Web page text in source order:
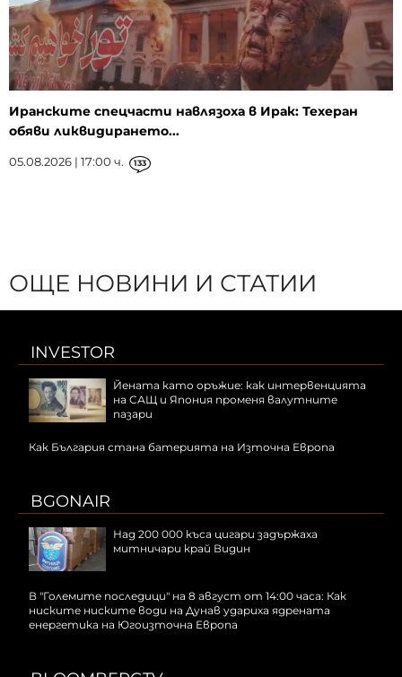
Иранските спецчасти навлязоха в Ирак: Техеран
обяви ликвидирането...
05.08.2026 | 17:00 ч. 133
ОЩЕ НОВИНИ И СТАТИИ
INVESTOR
Йената като оръжие: как интервенцията
на САЩ и Япония променя валутните
пазари
Как България стана батерията на Източна Европа
BGONAIR
Над 200 000 къса цигари задържаха
митничари край Видин
В "Големите последици" на 8 август от 14:00 часа: Как
ниските ниските води на Дунав удариха ядрената
енергетика на Югоизточна Европа